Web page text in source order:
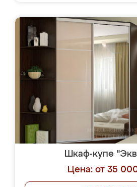
Шкаф-купе
Цена: от 35